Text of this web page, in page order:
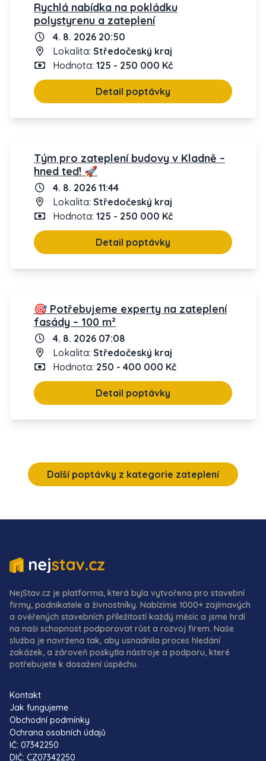
Rychlá nabídka na pokládku
polystyrenu a zateplení
4. 8. 2026 20:50
Lokalita: Středočeský kraj
Hodnota: 125 - 250 000 Kč
Detail poptávky
Tým pro zateplení budovy v Kladně –
hned teď! 🚀
4. 8. 2026 11:44
Lokalita: Středočeský kraj
Hodnota: 125 - 250 000 Kč
Detail poptávky
🎯 Potřebujeme experty na zateplení
fasády – 100 m²
4. 8. 2026 07:08
Lokalita: Středočeský kraj
Hodnota: 250 - 400 000 Kč
Detail poptávky
Další poptávky z kategorie zateplení
NejStav.cz je platforma, která byla vytvořena pro stavební
firmy, podnikatele a živnostníky. Nabízíme 1000+ zajímavých
a ověřených stavebních příležitostí každý měsíc a jsme hrdí
na naši schopnost podporovat růst a rozvoj firem. Naše
služba je navržena tak, aby usnadnila proces hledání
zakázek, a zároveň poskytla nástroje a podporu, které
potřebujete k dosažení úspěchu.
Kontakt
Jak fungujeme
Obchodní podmínky
Ochrana osobních údajů
IČ: 07342250
DIČ: CZ07342250